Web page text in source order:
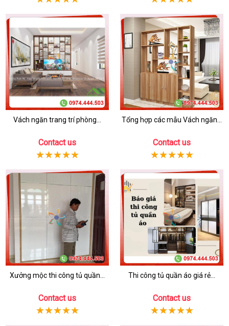
Vách ngăn trang trí phòng...
Contact us
Tổng hợp các mẫu Vách ngăn...
Contact us
Xưởng mộc thi công tủ quần...
Contact us
Thi công tủ quần áo giá rẻ...
Contact us